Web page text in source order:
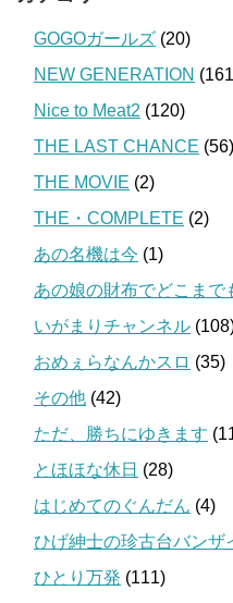
GOGOガールズ (20)
NEW GENERATION
Nice to Meat2 (120)
THE LAST CHANCE (56)
THE MOVIE (2)
THE・COMPLETE (2)
あの名機は今 (1)
あの娘の財布でどこまで
いがまりチャンネル
おめぇらなんかスロ (35)
その他 (42)
ただ、勝ちにゆきます
とほほな休日 (28)
はじめてのぐんだん (4)
ひげ紳士の珍古台バンザ
ひとり万発 (111)